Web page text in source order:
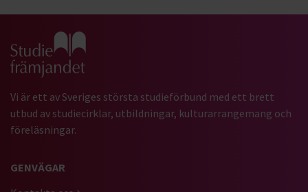
Gå till studiefrämjandets startsida
Vi är ett av Sveriges största studieförbund med ett brett
utbud av studiecirklar, utbildningar, kulturarrangemang och
föreläsningar.
GENVÄGAR